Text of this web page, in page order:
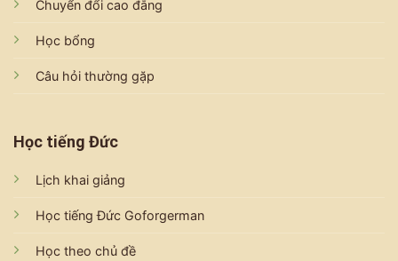
Chuyển đổi cao đẳng
Học bổng
Câu hỏi thường gặp
Học tiếng Đức
Lịch khai giảng
Học tiếng Đức Goforgerman
Học theo chủ đề